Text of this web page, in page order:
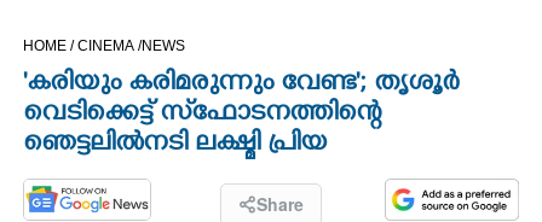
OPINION
PHOTOS
HOME /CINEMA /NEWS
'കരിയും കരിമരുന്നും വേണ്ട'; തൃശൂർ
വെടിക്കെട്ട് സ്‌ഫോടനത്തിന്റെ
ഞെട്ടലിൽ നടി ലക്ഷ്മി പ്രിയ
Share